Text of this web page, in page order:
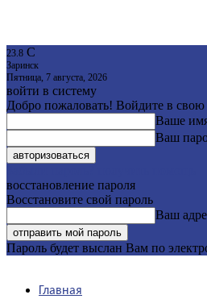
23.8 C
Заринск
Пятница, 7 августа, 2026
войти в систему
Добро пожаловать! Войдите в свою
Ваше
Ваш
восстановление пароля
Восстановите свой пароль
Ваш
Пароль будет выслан Вам по
Главная